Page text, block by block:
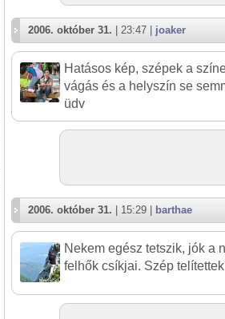
2006. október 31. | 23:47 | joaker
Hatásos kép, szépek a
vágás és a helyszín se
üdv
2006. október 31. | 15:29 | barthae
Nekem egész tetszik, jók a
felhők csíkjai. Szép